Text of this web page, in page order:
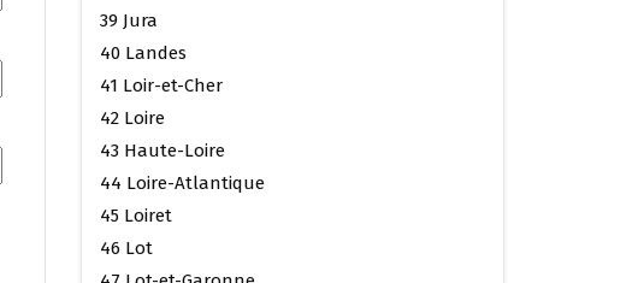
39 Jura
40 Landes
41 Loir-et-Cher
42 Loire
43 Haute-Loire
44 Loire-Atlantique
45 Loiret
46 Lot